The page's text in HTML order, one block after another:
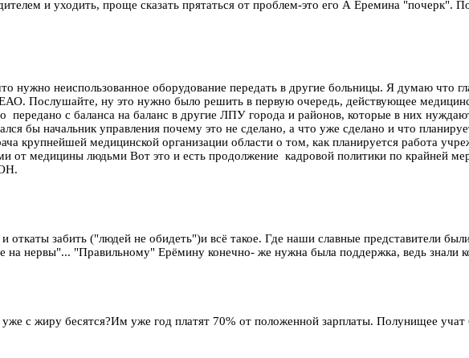
и уходить, проще сказать прятаться от проблем-это его А Еремина "почерк".
нужно неиспользованное оборудование передать в другие больницы. Я думаю что
ЕАО. Послушайте, ну это нужно было решить в первую очередь, действующее
с баланса на баланс в другие ЛПУ города и районов, которые в них
бы начальник управления почему это не сделано, а что уже сделано и что
крупнейшей медицинской организации области о том, как планируется работа
от медицины людьми Вот это и есть продолжение кадровой политики по крайней
забить ("людей не обидеть")и всё такое. Где наши славные представители
нервы"... "Правильному" Ерёмину конечно- же нужна была поддержка, ведь знали
с жиру бесятся?Им уже год платят 70% от положенной зарплаты. Полунищее